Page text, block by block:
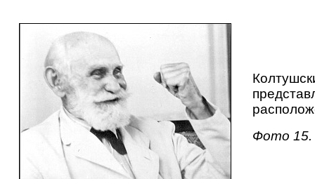
Фото 15.